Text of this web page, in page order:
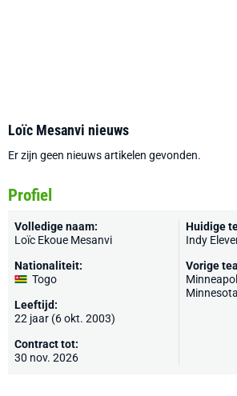
Loïc Mesanvi nieuws
Er zijn geen nieuws artikelen gevonden.
Profiel
Volledige naam:
Loïc Ekoue Mesanvi
Nationaliteit:
Togo
Leeftijd:
22 jaar (6 okt. 2003)
Contract tot:
30 nov. 2026
Huidige
Indy
Vorige
Minnesota